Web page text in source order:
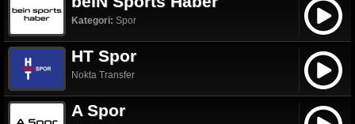
Kategori: Spor
HT Spor
Nokta Transfer
A Spor